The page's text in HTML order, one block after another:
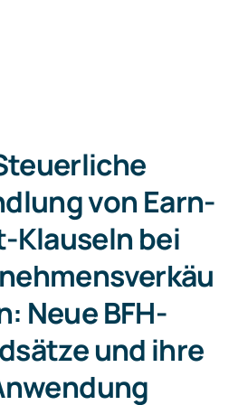
von Earn-
Klauseln bei
Neue BFH-
und ihre